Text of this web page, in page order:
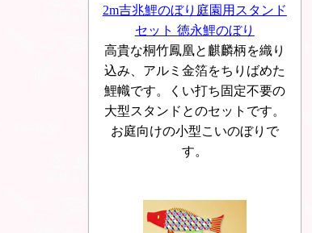
2m吉兆鯉のぼり庭園用スタンド
セット 徳永鯉のぼり
高貴な桐竹鳳凰と麒麟柄を織り
込み、アルミ金箔をちりばめた
鯉幟です。くい打ち固定不要の
大型スタンドとのセットです。
お庭向けの小型こいのぼりで
す。